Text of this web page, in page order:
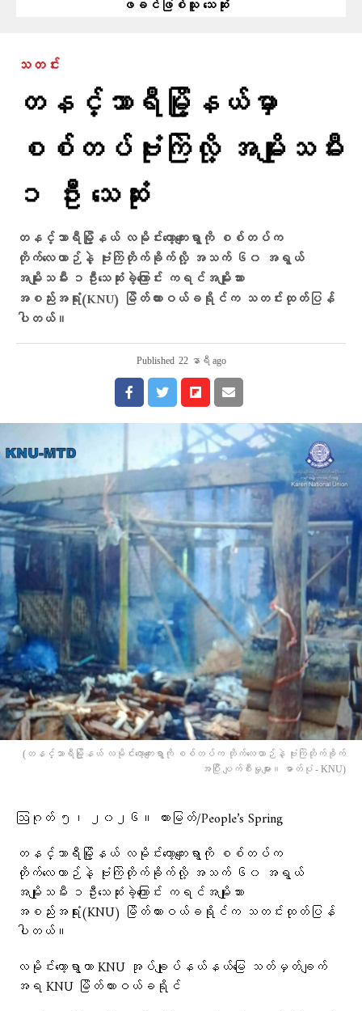
ဖခင်ဖြစ်သူ သေဆုံး
သတင်း
တနင်္သာရီမြို့နယ်မှာ
စစ်တပ်ဗုံးကြဲလို့ အမျိုးသမီး
၁ ဦး သေဆုံး
တနင်္သာရီမြို့နယ် လမိုင်းကော့ကျေးရွာကို စစ်တပ်က
တိုက်လေယာဉ်နဲ့ ဗုံးကြဲတိုက်ခိုက်လို့ အသက် ၆၀ အရွယ်
အမျိုးသမီး ၁ဦးသေဆုံးခဲ့ကြောင်း ကရင်အမျိုးသား
အစည်းအရုံး(KNU) မြိတ်ထားဝယ်ခရိုင်က သတင်းထုတ်ပြန်
ပါတယ်။
Published 22 နာရီ ago
(တနင်္သာရီမြို့နယ် လမိုင်းကော့ကျေးရွာကို စစ်တပ်က တိုက်လေယာဉ်နဲ့ ဗုံးကြဲတိုက်ခိုက်
အပြီး ပျက်စီးမှုများ။ ဓာတ်ပုံ - KNU)
ဩဂုတ် ၅၊ ၂၀၂၆။ ထားမြတ်/People’s Spring
တနင်္သာရီမြို့နယ် လမိုင်းကော့ကျေးရွာကို စစ်တပ်က
တိုက်လေယာဉ်နဲ့ ဗုံးကြဲတိုက်ခိုက်လို့ အသက် ၆၀ အရွယ်
အမျိုးသမီး ၁ဦးသေဆုံးခဲ့ကြောင်း ကရင်အမျိုးသား
အစည်းအရုံး(KNU) မြိတ်ထားဝယ်ခရိုင်က သတင်းထုတ်ပြန်
ပါတယ်။
လမိုင်းကော့ရွာဟာ KNU အုပ်ချုပ်နယ်နယ်မြေ သတ်မှတ်ချက်
အရ KNU မြိတ်ထားဝယ်ခရိုင်